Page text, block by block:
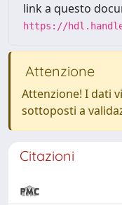
link a questo
https://
Attenzione
Attenzione! I dati
sottoposti a
Citazioni